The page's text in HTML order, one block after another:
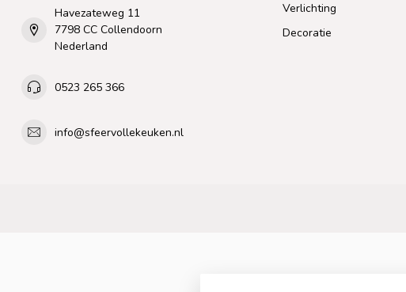
Havezateweg 11
7798 CC Collendoorn
Nederland
0523 265 366
info@sfeervollekeuken.nl
Verlichting
Decoratie